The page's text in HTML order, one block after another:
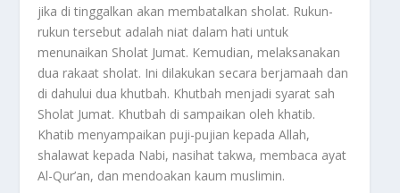
jika di tinggalkan akan membatalkan sholat. Rukun-
rukun tersebut adalah niat dalam hati untuk
menunaikan Sholat Jumat. Kemudian, melaksanakan
dua rakaat sholat. Ini dilakukan secara berjamaah dan
di dahului dua khutbah. Khutbah menjadi syarat sah
Sholat Jumat. Khutbah di sampaikan oleh khatib.
Khatib menyampaikan puji-pujian kepada Allah,
shalawat kepada Nabi, nasihat takwa, membaca ayat
Al-Qur’an, dan mendoakan kaum muslimin.